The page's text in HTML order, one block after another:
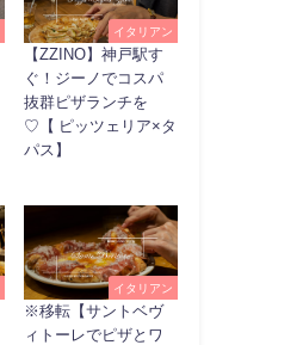
イタリアン
【ZZINO】神戸駅す
ぐ！ジーノでコスパ
抜群ピザランチを
♡【 ピッツェリア×タ
パス】
イタリアン
※移転【サントベヴ
ィトーレでピザとワ